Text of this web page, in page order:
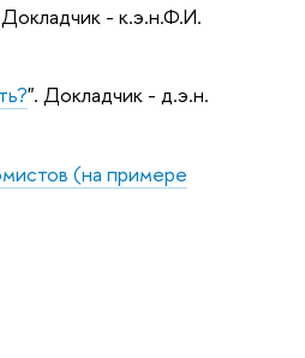
- к.э.н.Ф.И.
". Докладчик - д.э.н.
(на примере